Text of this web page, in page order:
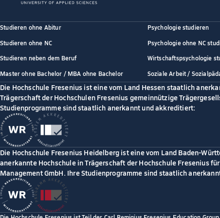
Studieren ohne Abitur
Studieren ohne NC
Studieren neben dem Beruf
Master ohne Bachelor / MBA ohne Bachelor
Psychologie studieren
Psychologie ohne NC
Wirtschaftspsychologie
Soziale Arbeit /
Die Hochschule Fresenius ist eine vom Land Hessen staatlich
Trägerschaft der Hochschulen Fresenius gemeinnützige
Studienprogramme sind staatlich anerkannt und akkreditiert:
Die Hochschule Fresenius Heidelberg ist eine vom Land Baden-
anerkannte Hochschule in Trägerschaft der Hochschule Fresenius
Management GmbH. Ihre Studienprogramme sind staatlich